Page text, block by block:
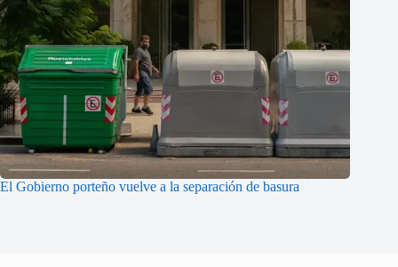
El Gobierno porteño vuelve a la separación de basura